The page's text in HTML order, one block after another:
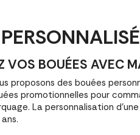
VOS BOUÉES AVEC
proposons des bouées
promotionnelles pour
La personnalisation